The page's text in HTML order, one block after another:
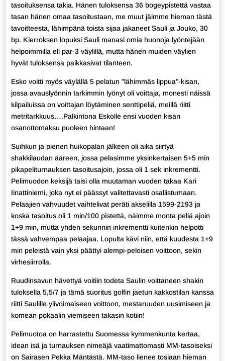
tasoituksensa takia. Hänen tuloksensa 36 bogeypistettä vastaa
tasan hänen omaa tasoitustaan, me muut jäimme hieman tästä
tavoitteesta, lähimpänä toista sijaa jakaneet Sauli ja Jouko, 30
bp. Kierroksen lopuksi Sauli manasi omia huonoja lyöntejään
helpoimmilla eli par-3 väylillä, mutta hänen muiden väylien
hyvät tuloksensa paikkasivat tilanteen.
Esko voitti myös väylällä 5 pelatun ”lähimmäs lippua”-kisan,
jossa avauslyönnin tarkimmin lyönyt oli voittaja, monesti näissä
kilpailuissa on voittajan löytäminen senttipeliä, meillä riitti
metritarkkuus….Palkintona Eskolle ensi vuoden kisan
osanottomaksu puoleen hintaan!
Suihkun ja pienen huikopalan jälkeen oli aika siirtyä
shakkilaudan ääreen, jossa pelasimme yksinkertaisen 5+5 min
pikapeliturnauksen tasoitusajoin, jossa oli 1 sek inkrementti.
Pelimuodon keksijä taisi olla muutaman vuoden takaa Kari
Iinattiniemi, joka nyt ei päässyt valitettavasti osallistumaan.
Pelaajien vahvuudet vaihtelivat peräti akselilla 1599-2193 ja
koska tasoitus oli 1 min/100 pistettä, näimme monta peliä ajoin
1+9 min, mutta yhden sekunnin inkrementti kuitenkin helpotti
tässä vahvempaa pelaajaa. Lopulta kävi niin, että kuudesta 1+9
min peleistä vain yksi päättyi alempi-peloisen voittoon, sekin
virhesiirrolla.
Ruudinsavun hävettyä voitiin todeta Saulin voittaneen shakin
tuloksella 5,5/7 ja tämä suoritus golfin jaetun kakkostilan kanssa
riitti Saulille ylivoimaiseen voittoon, mestaruuden uusimiseen ja
komean pokaalin viemiseen takasin kotiin!
Pelimuotoa on harrastettu Suomessa kymmenkunta kertaa,
idean isä ja turnauksen nimeäjä vaatimattomasti MM-tasoiseksi
on Sairasen Pekka Mäntästä. MM-taso lienee tosiaan hieman